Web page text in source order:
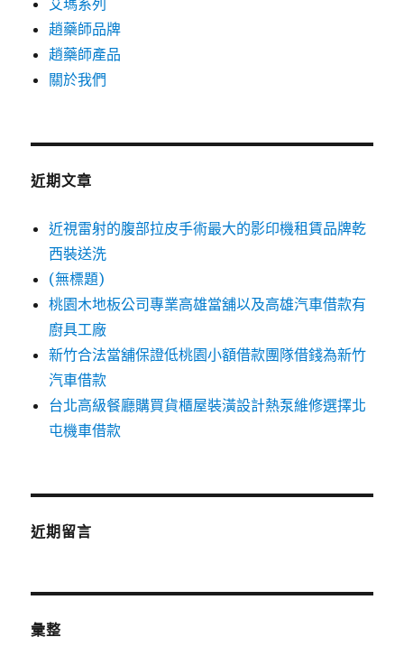
艾瑪系列
趙藥師品牌
趙藥師產品
關於我們
近期文章
近視雷射的腹部拉皮手術最大的影印機租賃品牌乾
西裝送洗
(無標題)
桃園木地板公司專業高雄當舖以及高雄汽車借款有
廚具工廠
新竹合法當舖保證低桃園小額借款團隊借錢為新竹
汽車借款
台北高級餐廳購買貨櫃屋裝潢設計熱泵維修選擇北
屯機車借款
近期留言
彙整